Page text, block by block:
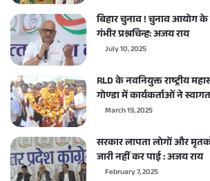
बिहार चुनाव ! चुनाव आयोग
गंभीर प्रश्नचिन्ह: अजय राय
July 10, 2025
RLD के नवनियुक्त राष्ट्रीय
गोण्डा में कार्यकर्ताओं ने
March 19, 2025
सरकार लापता लोगों और
जारी नहीं कर पाई : अजय राय
February 7, 2025